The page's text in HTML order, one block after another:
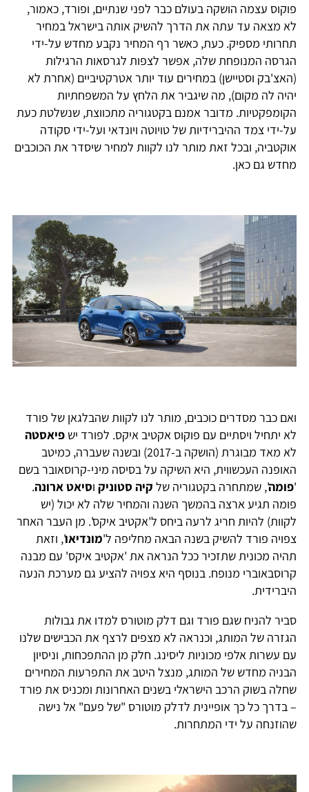
פוקוס עצמה הושקה בעולם כבר לפני שנתיים, ופורד, כאמור,
לא מצאה עד עתה את הדרך להשיק אותה בישראל במחיר
תחרותי מספיק. כעת, כאשר רף המחיר נקבע מחדש על-ידי
הגרסה המנופחת שלה, אפשר לצפות לגרסאות הרגילות
(האצ'בק וסטיישן) במחירים עוד יותר אטרקטיביים (אחרת לא
יהיה לה מקום), מה שיגביר את הלחץ על המשפחתיות
הקומפקטיות. מדובר אמנם בקטגוריה מתכווצת, שנשלטת כעת
על-ידי צמד ההיברידיות של טויוטה ויונדאי ועל-ידי סקודה
אוקטביה, ובכל זאת מותר לנו לקוות למחיר שיסדר את הכוכבים
מחדש גם כאן.
ואם כבר מסדרים כוכבים, מותר לנו לקוות שהבלגאן של פורד
לא יתחיל ויסתיים עם פוקוס אקטיב איקס. לפורד יש פיאסטה
לא מאד מבוגרת (הושקה ב-2017) ובשנה שעברה, כמיטב
האופנה העכשווית, היא השיקה על בסיסה מיני-קרוסאובר בשם
'פומה', שמתחרה בקטגוריה של קיה סטוניק וסיאט ארונה.
פומה תגיע ארצה בהמשך השנה והמחיר שלה לא יכול (יש
לקוות) להיות חריג לרעה ביחס ל'אקטיב איקס'. מן העבר האחר
צפויה פורד להשיק בשנה הבאה מחליפה ל'מונדיאו', וזאת
תהיה מכונית שתזכיר ככל הנראה את 'אקטיב איקס' עם מבנה
קרוסבאוברי מנופח. בנוסף היא צפויה להציע גם מערכת הנעה
היברידית.
סביר להניח שגם פורד וגם דלק מוטורס למדו את גבולות
הגזרה של המותג, וכנראה לא מצפים לרצף את הכבישים שלנו
עם עשרות אלפי מכוניות ליסינג. חלק מן ההתפכחות, וניסיון
הבניה מחדש של המותג, מנצל היטב את התפרעות המחירים
שחלה בשוק הרכב הישראלי בשנים האחרונות ומכניס את פורד
– בדרך כל כך אופיינית לדלק מוטורס "של פעם" אל נישה
שהוזנחה על ידי המתחרות.